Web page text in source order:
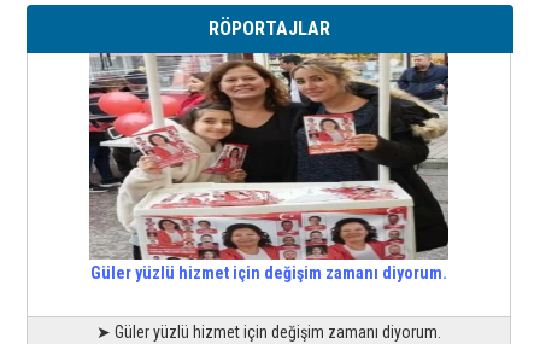
RÖPORTAJLAR
Güler yüzlü hizmet için değişim zamanı diyorum.
➤ Güler yüzlü hizmet için değişim zamanı diyorum.